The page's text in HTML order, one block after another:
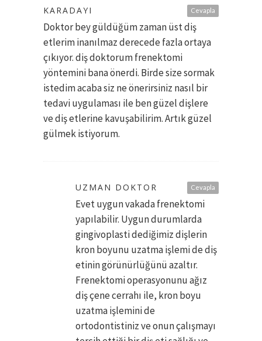
Cevapla
KARADAYI
Doktor bey güldüğüm zaman üst diş
etlerim inanılmaz derecede fazla ortaya
çıkıyor. diş doktorum frenektomi
yöntemini bana önerdi. Birde size sormak
istedim acaba siz ne önerirsiniz nasıl bir
tedavi uygulaması ile ben güzel dişlere
ve diş etlerine kavuşabilirim. Artık güzel
gülmek istiyorum.
Cevapla
UZMAN DOKTOR
Evet uygun vakada frenektomi
yapılabilir. Uygun durumlarda
gingivoplasti dediğimiz dişlerin
kron boyunu uzatma işlemi de diş
etinin görünürlüğünü azaltır.
Frenektomi operasyonunu ağız
diş çene cerrahı ile, kron boyu
uzatma işlemini de
ortodontistiniz ve onun çalışmayı